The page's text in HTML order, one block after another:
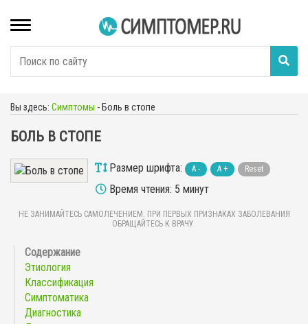
Вы здесь: Симптомы - Боль в стопе
БОЛЬ В СТОПЕ
Размер шрифта: A - A + Reset
Время чтения: 5 минут
НЕ ЗАНИМАЙТЕСЬ САМОЛЕЧЕНИЕМ. ПРИ ПЕРВЫХ ПРИЗНАКАХ ЗАБОЛЕВАНИЯ
ОБРАЩАЙТЕСЬ К ВРАЧУ.
Этиология
Классификация
Симптоматика
Диагностика